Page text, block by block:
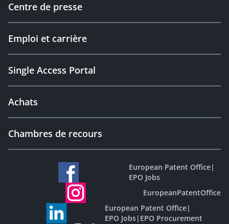
Centre de presse
Emploi et carrière
Single Access Portal
Achats
Chambres de recours
European Patent Office|
EPO Jobs
EuropeanPatentOffice
European Patent Office|
EPO Jobs| EPO Procurement